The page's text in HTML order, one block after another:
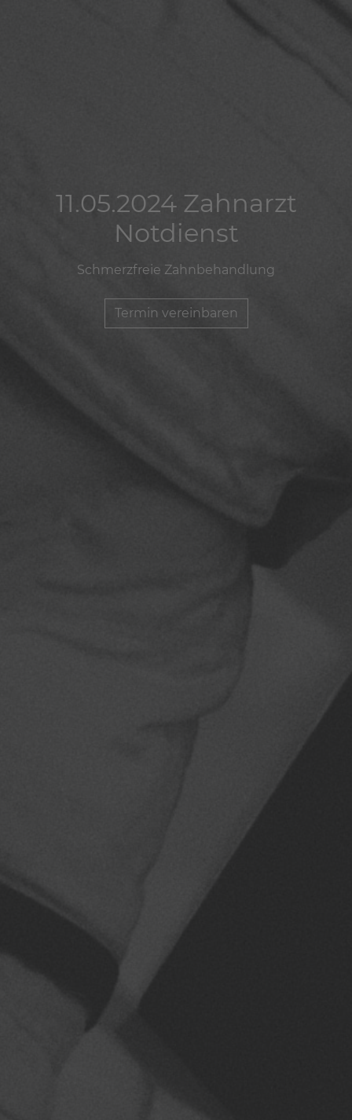
11.05.2024 Zahnarzt
Notdienst
Schmerzfreie Zahnbehandlung
Termin vereinbaren
11.05.2024 Zahnarzt
Notdienst
Schmerzfreie Zahnbehandlung
Termin vereinbaren
11.05.2024 Zahnarzt
Notdienst
Schmerzfreie Zahnbehandlung
Termin vereinbaren